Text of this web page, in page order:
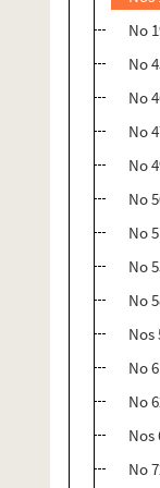
No
No
No
No
No
No
No
No
No
Nos
No
No
Nos
No